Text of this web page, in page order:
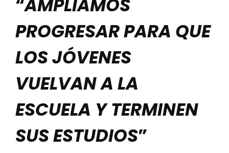
“AMPLIAMOS
PROGRESAR PARA QUE
LOS JÓVENES
VUELVAN A LA
ESCUELA Y TERMINEN
SUS ESTUDIOS”